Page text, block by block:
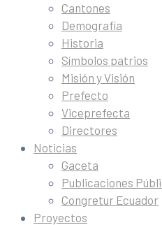
Cantones
Demografía
Historia
Símbolos patrios
Misión y Visión
Prefecto
Viceprefecta
Directores
Noticias
Gaceta
Publicaciones
Congretur Ecuador
Proyectos